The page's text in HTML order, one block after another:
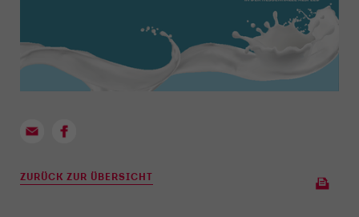
ZURÜCK ZUR ÜBERSICHT